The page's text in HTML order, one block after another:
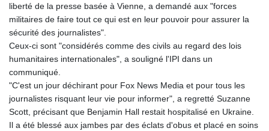
liberté de la presse basée à Vienne, a demandé aux "forces
militaires de faire tout ce qui est en leur pouvoir pour assurer la
sécurité des journalistes".
Ceux-ci sont "considérés comme des civils au regard des lois
humanitaires internationales", a souligné l'IPI dans un
communiqué.
"C'est un jour déchirant pour Fox News Media et pour tous les
journalistes risquant leur vie pour informer", a regretté Suzanne
Scott, précisant que Benjamin Hall restait hospitalisé en Ukraine.
Il a été blessé aux jambes par des éclats d'obus et placé en soins